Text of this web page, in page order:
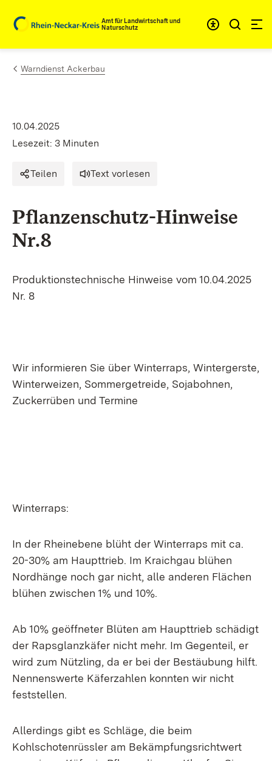
Zum Inhalt springenAmt für Landwirtschaft und
Naturschutz
Warndienst Ackerbau
10.04.2025
Lesezeit: 3 Minuten
Teilen Text vorlesen
Pflanzenschutz-Hinweise
Nr.8
Produktionstechnische Hinweise vom 10.04.2025
Nr. 8
Wir informieren Sie über Winterraps, Wintergerste,
Winterweizen, Sommergetreide, Sojabohnen,
Zuckerrüben und Termine
Winterraps:
In der Rheinebene blüht der Winterraps mit ca.
20-30% am Haupttrieb. Im Kraichgau blühen
Nordhänge noch gar nicht, alle anderen Flächen
blühen zwischen 1% und 10%.
Ab 10% geöffneter Blüten am Haupttrieb schädigt
der Rapsglanzkäfer nicht mehr. Im Gegenteil, er
wird zum Nützling, da er bei der Bestäubung hilft.
Nennenswerte Käferzahlen konnten wir nicht
feststellen.
Allerdings gibt es Schläge, die beim
Kohlschotenrüssler am Bekämpfungsrichtwert